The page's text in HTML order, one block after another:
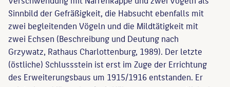
Sinnbild der Gefräßigkeit, die Habsucht ebenfalls mit
zwei begleitenden Vögeln und die Mildtätigkeit mit
zwei Echsen (Beschreibung und Deutung nach
Grzywatz, Rathaus Charlottenburg, 1989). Der letzte
(östliche) Schlussstein ist erst im Zuge der Errichtung
des Erweiterungsbaus um 1915/1916 entstanden. Er